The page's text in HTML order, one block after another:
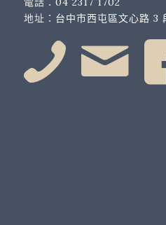
地址： 台中市西屯區文心路 3